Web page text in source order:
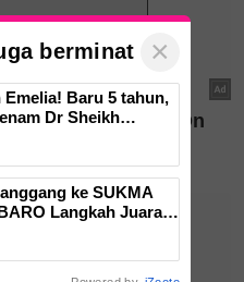
berminat ×
Emelia! Baru 5 tahun,
Dr Sheikh
ke SUKMA
Langkah Juara